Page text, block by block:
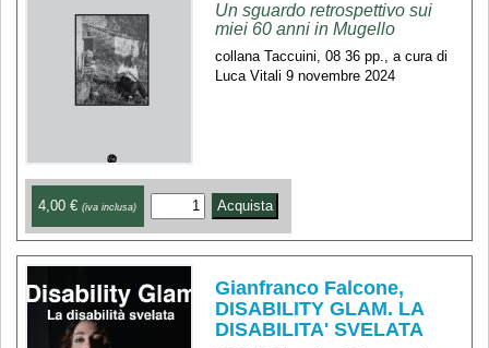
Un sguardo retrospettivo sui
miei 60 anni in Mugello
collana Taccuini, 08 36 pp., a cura di
Luca Vitali 9 novembre 2024
4,00 € (iva inclusa)
Gianfranco Falcone,
DISABILITY GLAM. LA
DISABILITA' SVELATA